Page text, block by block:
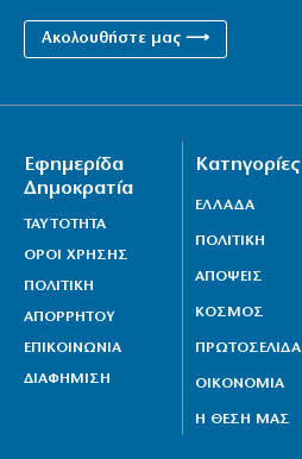
Ακολουθήστε μας ⟶
Εφημερίδα
Δημοκρατία
ΤΑΥΤΟΤΗΤΑ
ΟΡΟΙ ΧΡΗΣΗΣ
ΠΟΛΙΤΙΚΗ
ΑΠΟΡΡΗΤΟΥ
ΕΠΙΚΟΙΝΩΝΙΑ
ΔΙΑΦΗΜΙΣΗ
Κατηγορίες
ΕΛΛΑΔΑ
ΠΟΛΙΤΙΚΗ
ΑΠΟΨΕΙΣ
ΚΟΣΜΟΣ
ΠΡΩΤΟΣΕΛΙΔΑ
ΟΙΚΟΝΟΜΙΑ
Η ΘΕΣΗ ΜΑΣ